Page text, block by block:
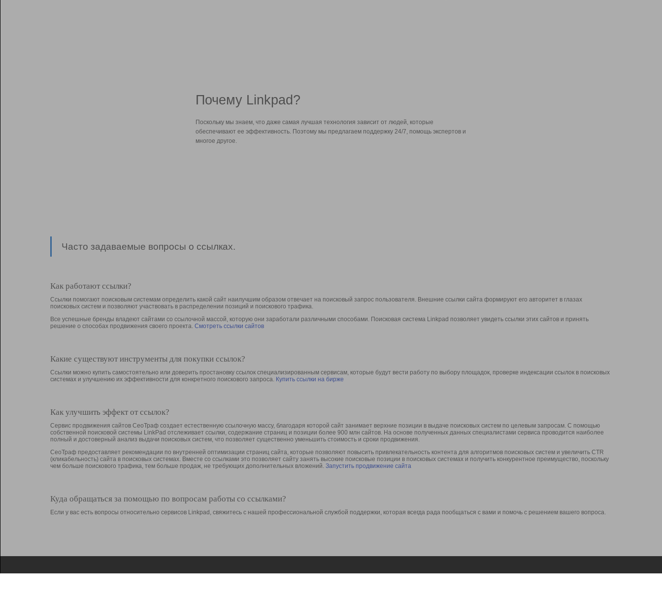
Почему Linkpad?
Поскольку мы знаем, что даже самая лучшая технология зависит от людей, которые
обеспечивают ее эффективность. Поэтому мы предлагаем поддержку 24/7, помощь экспертов и
многое другое.
Часто задаваемые вопросы о ссылках.
Как работают ссылки?
Ссылки помогают поисковым системам определить какой сайт наилучшим образом отвечает на поисковый запрос пользователя. Внешние ссылки сайта формируют его авторитет в глазах
поисковых систем и позволяют участвовать в раcпределении позиций и поискового трафика.
Все успешные бренды владеют сайтами со ссылочной массой, которую они заработали различными способами. Поисковая система Linkpad позволяет увидеть ссылки этих сайтов и принять
решение о способах продвижения своего проекта. Смотреть ссылки сайтов
Какие существуют инструменты для покупки ссылок?
Ссылки можно купить самостоятельно или доверить простановку ссылок специализированным сервисам, которые будут вести работу по выбору площадок, проверке индексации ссылок в поисковых
системах и улучшению их эффективности для конкретного поискового запроса. Купить ссылки на бирже
Как улучшить эффект от ссылок?
Сервис продвижения сайтов СеоТраф создает естественную ссылочную массу, благодаря которой сайт занимает верхние позиции в выдаче поисковых систем по целевым запросам. С помощью
собственной поисковой системы LinkPad отслеживает ссылки, содержание страниц и позиции более 900 млн сайтов. На основе полученных данных специалистами сервиса проводится наиболее
полный и достоверный анализ выдачи поисковых систем, что позволяет существенно уменьшить стоимость и сроки продвижения.
СеоТраф предоставляет рекомендации по внутренней оптимизации страниц сайта, которые позволяют повысить привлекательность контента для алгоритмов поисковых систем и увеличить CTR
(кликабельность) сайта в поисковых системах. Вместе со ссылками это позволяет сайту занять высокие поисковые позиции в поисковых системах и получить конкурентное преимущество, поскольку
чем больше поискового трафика, тем больше продаж, не требующих дополнительных вложений. Запустить продвижение сайта
Куда обращаться за помощью по вопросам работы со ссылками?
Если у вас есть вопросы относительно сервисов Linkpad, свяжитесь с нашей профессиональной службой поддержки, которая всегда рада пообщаться с вами и помочь с решением вашего вопроса.